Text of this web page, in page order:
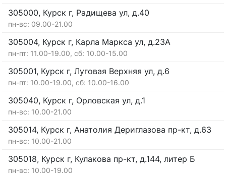
305000, Курск г, Радищева ул, д.40
пн-вс: 09.00-21.00
305004, Курск г, Карла Маркса ул, д.23А
пн-пт: 11.00-19.00, сб: 10.00-15.00
305001, Курск г, Луговая Верхняя ул, д.6
пн-пт: 10.00-19.00, сб: 10.00-16.00
305040, Курск г, Орловская ул, д.1
пн-вс: 10.00-21.00
305014, Курск г, Анатолия Дериглазова пр-кт, д.63
пн-вс: 10.00-21.00
305018, Курск г, Кулакова пр-кт, д.144, литер Б
пн-вс: 10.00-19.00